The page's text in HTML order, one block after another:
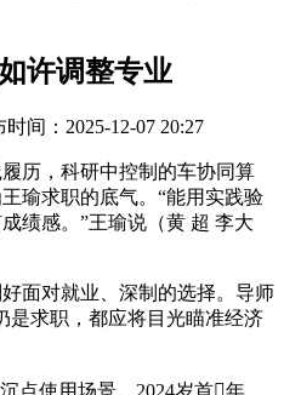
许调整专业
时间：2025-12-07 20:27
，科研中控制的车协同算
瑜求职的底气。“能用实践验
绩感。”王瑜说（黄 超 李大
对就业、深制的选择。导师
是求职，都应将目光瞄准经济
使用场景。2024岁首年